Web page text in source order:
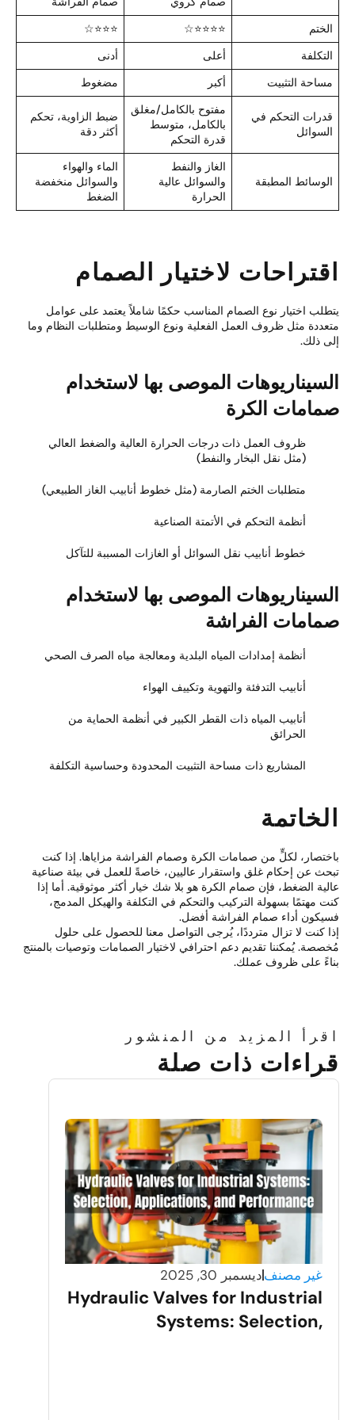
⭐⭐⭐⭐☆
⭐⭐⭐☆
التثبيت
مضغوط
التحكم في
مفتوح بالكامل/مغلق
بالكامل، متوسط
قدرة التحكم
ضبط الزاوية، تحكم
أكثر دقة
المطبقة
الغاز والنفط
والسوائل عالية
الحرارة
الماء والهواء
والسوائل منخفضة
الضغط
لاختيار الصمام
اختيار نوع الصمام المناسب حكمًا شاملاً يعتمد على عوامل
مثل ظروف العمل الفعلية ونوع الوسيط ومتطلبات النظام وما
ذلك.
الموصى بها لاستخدام
الكرة
ظروف العمل ذات درجات الحرارة العالية والضغط العالي
(مثل نقل البخار والنفط)
متطلبات الختم الصارمة (مثل خطوط أنابيب الغاز الطبيعي)
أنظمة التحكم في الأتمتة الصناعية
خطوط أنابيب نقل السوائل أو الغازات المسببة للتآكل
الموصى بها لاستخدام
الفراشة
أنظمة إمدادات المياه البلدية ومعالجة مياه الصرف الصحي
أنابيب التدفئة والتهوية وتكييف الهواء
أنابيب المياه ذات القطر الكبير في أنظمة الحماية من
الحرائق
المشاريع ذات مساحة التثبيت المحدودة وحساسية التكلفة
لكلٍّ من صمامات الكرة وصمام الفراشة مزاياها. إذا كنت
عن إحكام غلق واستقرار عاليين، خاصةً للعمل في بيئة صناعية
الضغط، فإن صمام الكرة هو بلا شك خيار أكثر موثوقية. أما إذا
مهتمًا بسهولة التركيب والتحكم في التكلفة والهيكل المدمج،
أداء صمام الفراشة أفضل.
كنت لا تزال مترددًا، يُرجى التواصل معنا للحصول على حلول
يُمكننا تقديم دعم احترافي لاختيار الصمامات وتوصيات بالمنتج
على ظروف عملك.
المزيد من المنشور
ذات صلة
غير مصنفديسمبر 30, 2025
Hydraulic Valves for Industrial
Systems: Selection,